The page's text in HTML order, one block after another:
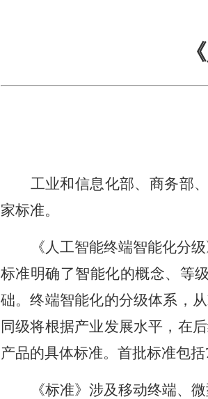
工业和信息化部、商务部
家标准。
《人工智能终端智能化分
标准明确了智能化的概念、等
础。终端智能化的分级体系，
同级将根据产业发展水平，在
产品的具体标准。首批标准包
《标准》涉及移动终端、